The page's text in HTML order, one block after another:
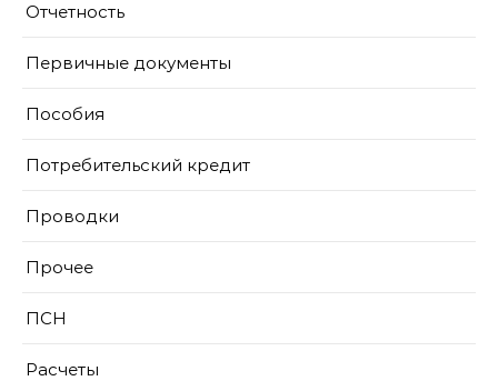
Отчетность
Первичные документы
Пособия
Потребительский кредит
Проводки
Прочее
ПСН
Расчеты